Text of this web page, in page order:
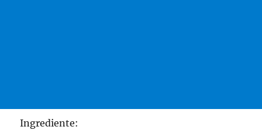
Ingrediente: